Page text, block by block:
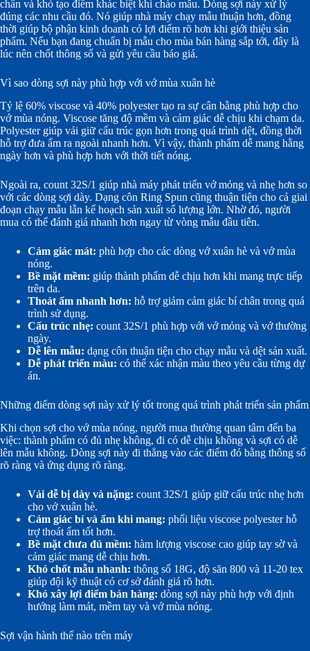
chân và khó tạo điểm khác biệt khi chào mẫu. Dòng sợi này xử lý
đúng các nhu cầu đó. Nó giúp nhà máy chạy mẫu thuận hơn, đồng
thời giúp bộ phận kinh doanh có lợi điểm rõ hơn khi giới thiệu sản
phẩm. Nếu bạn đang chuẩn bị mẫu cho mùa bán hàng sắp tới, đây là
lúc nên chốt thông số và gửi yêu cầu báo giá.
Vì sao dòng sợi này phù hợp với vớ mùa xuân hè
Tỷ lệ 60% viscose và 40% polyester tạo ra sự cân bằng phù hợp cho
vớ mùa nóng. Viscose tăng độ mềm và cảm giác dễ chịu khi chạm da.
Polyester giúp vải giữ cấu trúc gọn hơn trong quá trình dệt, đồng thời
hỗ trợ đưa ẩm ra ngoài nhanh hơn. Vì vậy, thành phẩm dễ mang hằng
ngày hơn và phù hợp hơn với thời tiết nóng.
Ngoài ra, count 32S/1 giúp nhà máy phát triển vớ mỏng và nhẹ hơn so
với các dòng sợi dày. Dạng côn Ring Spun cũng thuận tiện cho cả giai
đoạn chạy mẫu lẫn kế hoạch sản xuất số lượng lớn. Nhờ đó, người
mua có thể đánh giá nhanh hơn ngay từ vòng mẫu đầu tiên.
Cảm giác mát: phù hợp cho các dòng vớ xuân hè và vớ mùa
nóng.
Bề mặt mềm: giúp thành phẩm dễ chịu hơn khi mang trực tiếp
trên da.
Thoát ẩm nhanh hơn: hỗ trợ giảm cảm giác bí chân trong quá
trình sử dụng.
Cấu trúc nhẹ: count 32S/1 phù hợp với vớ mỏng và vớ thường
ngày.
Dễ lên mẫu: dạng côn thuận tiện cho chạy mẫu và dệt sản xuất.
Dễ phát triển màu: có thể xác nhận màu theo yêu cầu từng dự
án.
Những điểm dòng sợi này xử lý tốt trong quá trình phát triển sản phẩm
Khi chọn sợi cho vớ mùa nóng, người mua thường quan tâm đến ba
việc: thành phẩm có đủ nhẹ không, đi có dễ chịu không và sợi có dễ
lên mẫu không. Dòng sợi này đi thẳng vào các điểm đó bằng thông số
rõ ràng và ứng dụng rõ ràng.
Vải dễ bị dày và nặng: count 32S/1 giúp giữ cấu trúc nhẹ hơn
cho vớ xuân hè.
Cảm giác bí và ẩm khi mang: phối liệu viscose polyester hỗ
trợ thoát ẩm tốt hơn.
Bề mặt chưa đủ mềm: hàm lượng viscose cao giúp tay sờ và
cảm giác mang dễ chịu hơn.
Khó chốt mẫu nhanh: thông số 18G, độ săn 800 và 11-20 tex
giúp đội kỹ thuật có cơ sở đánh giá rõ hơn.
Khó xây lợi điểm bán hàng: dòng sợi này phù hợp với định
hướng làm mát, mềm tay và vớ mùa nóng.
Sợi vận hành thế nào trên máy